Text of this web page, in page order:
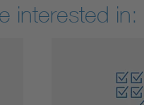
interested in: